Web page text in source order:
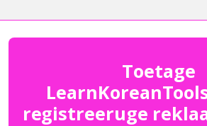
Toetage
registreeruge